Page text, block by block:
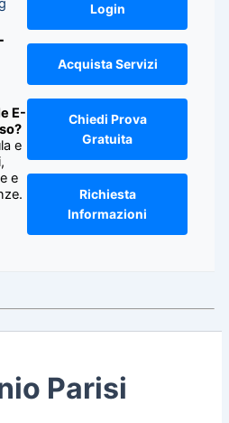
E-
e
e
Login
Acquista Servizi
Chiedi Prova
Gratuita
Richiesta
Informazioni
Parisi